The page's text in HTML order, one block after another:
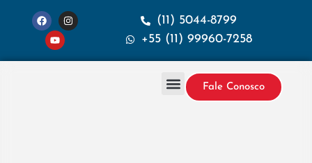
(11) 5044-8799
+55 (11) 99960-7258
Fale Conosco